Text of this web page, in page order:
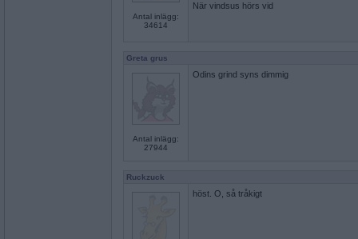
Antal inlägg:
34614
När vindsus hörs vid
Greta grus
Antal inlägg:
27944
Odins grind syns dimmig
Ruckzuck
höst. O, så tråkigt